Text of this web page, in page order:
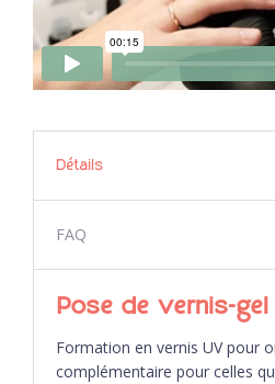
Détails
FAQ
Pose de vernis-
Formation en vernis UV pour
complémentaire pour celles